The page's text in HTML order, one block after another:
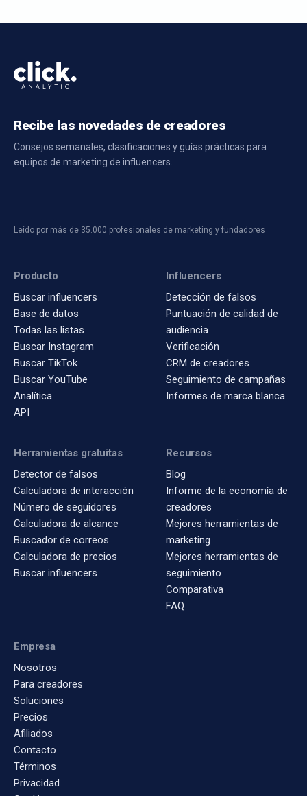
Recibe las novedades de creadores
Consejos semanales, clasificaciones y guías prácticas para
equipos de marketing de influencers.
Leído por más de 35.000 profesionales de marketing y fundadores
Producto
Buscar influencers
Base de datos
Todas las listas
Buscar Instagram
Buscar TikTok
Buscar YouTube
Analítica
API
Influencers
Detección de falsos
Puntuación de calidad de
audiencia
Verificación
CRM de creadores
Seguimiento de campañas
Informes de marca blanca
Herramientas gratuitas
Detector de falsos
Calculadora de interacción
Número de seguidores
Calculadora de alcance
Buscador de correos
Calculadora de precios
Buscar influencers
Recursos
Blog
Informe de la economía de
creadores
Mejores herramientas de
marketing
Mejores herramientas de
seguimiento
Comparativa
FAQ
Empresa
Nosotros
Para creadores
Soluciones
Precios
Afiliados
Contacto
Términos
Privacidad